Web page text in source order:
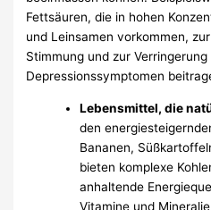
Fettsäuren, die in hohen
und Leinsamen vorkommen,
Stimmung und zur Verringerung
Depressionssymptomen
Lebensmittel, die
den
Bananen,
bieten komplexe
anhaltende
Vitamine und